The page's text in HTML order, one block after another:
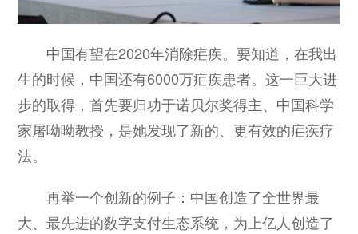
中国有望在2020年消除疟疾。要知道，在我出
生的时候，中国还有6000万疟疾患者。这一巨大进
步的取得，首先要归功于诺贝尔奖得主、中国科学
家屠呦呦教授，是她发现了新的、更有效的疟疾疗
法。
再举一个创新的例子：中国创造了全世界最
大、最先进的数字支付生态系统，为上亿人创造了